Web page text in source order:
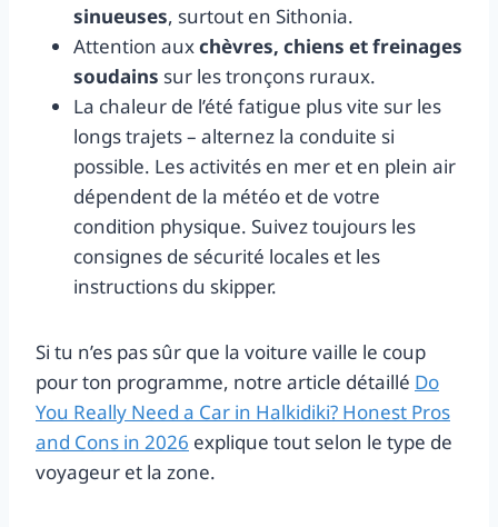
sinueuses, surtout en Sithonia.
Attention auxchèvres, chiens et freinages
soudains sur les tronçons ruraux.
La chaleur de l’été fatigue plus vite sur les
longs trajets – alternez la conduite si
possible. Les activités en mer et en plein air
dépendent de la météo et de votre
condition physique. Suivez toujours les
consignes de sécurité locales et les
instructions du skipper.
Si tu n’es pas sûr que la voiture vaille le coup
pour ton programme, notre article détaillé Do
You Really Need a Car in Halkidiki? Honest Pros
and Cons in 2026 explique tout selon le type de
voyageur et la zone.